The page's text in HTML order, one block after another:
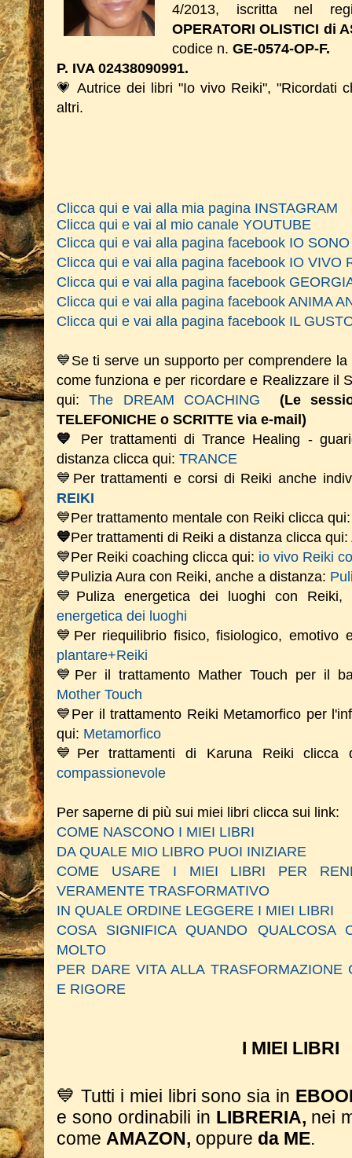
4/2013, iscritta nel
OPERATORI OLISTICI di
codice n. GE-0574-OP-F.
P. IVA 02438090991.
💗 Autrice dei libri "Io vivo Reiki", "Ricordati
altri.
Clicca qui e vai alla mia pagina INSTAGRAM
Clicca qui e vai al mio canale YOUTUBE
Clicca qui e vai alla pagina facebook IO
Clicca qui e vai alla pagina facebook IO VIVO
Clicca qui e vai alla pagina facebook
Clicca qui e vai alla pagina facebook ANIMA
Clicca qui e vai alla pagina facebook IL
💙Se ti serve un supporto per comprendere la
come funziona e per ricordare e Realizzare il
qui:The DREAM COACHING
(Le
TELEFONICHE o SCRITTE via e-mail)
💙
Per trattamenti di Trance Healing -
distanza clicca qui: TRANCE
💙Per trattamenti e corsi di Reiki anche
REIKI
💙Per trattamento mentale con Reiki clicca
💙Per trattamenti di Reiki a distanza clicca qui:
💙Per Reiki coaching clicca qui: io vivo Reiki
💙Pulizia Aura con Reiki, anche a distanza:
💙Puliza energetica dei luoghi con
energetica dei luoghi
💙Per riequilibrio fisico, fisiologico, emotivo
plantare+Reiki
💙Per il trattamento Mather Touch per il
Mother Touch
💙Per il trattamento Reiki Metamorfico per
qui: Metamorfico
💙Per trattamenti di Karuna Reiki
compassionevole
Per saperne di più sui miei libri clicca sui link:
COME NASCONO I MIEI LIBRI
DA QUALE MIO LIBRO PUOI INIZIARE
COME USARE I MIEI LIBRI PER
VERAMENTE TRASFORMATIVO
IN QUALE ORDINE LEGGERE I MIEI LIBRI
COSA SIGNIFICA QUANDO QUALCOSA
MOLTO
PER DARE VITA ALLA TRASFORMAZIONE
E RIGORE
I MIEI LIBRI
💙 Tutti i miei libri sono sia in
e sono ordinabili in LIBRERIA, nei
come AMAZON, oppure da ME.